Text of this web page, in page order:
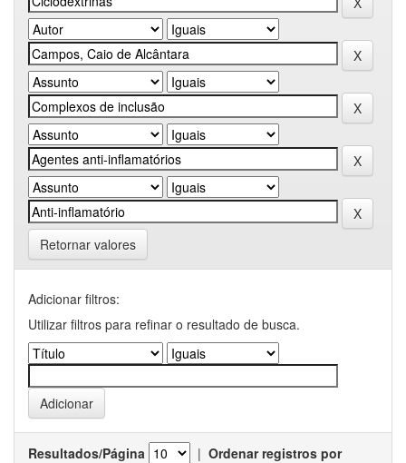
Retornar valores
Adicionar filtros:
Utilizar filtros para refinar o resultado de busca.
Resultados/Página | Ordenar registros por